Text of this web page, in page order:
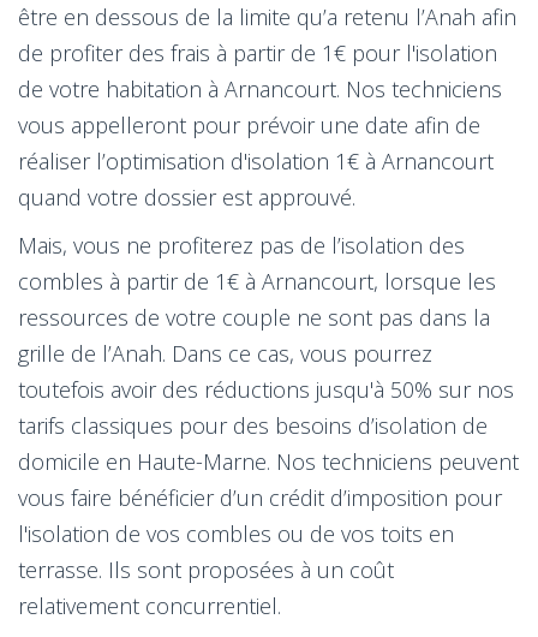
être en dessous de la limite qu’a retenu l’Anah afin
de profiter des frais à partir de 1€ pour l'isolation
de votre habitation à Arnancourt. Nos techniciens
vous appelleront pour prévoir une date afin de
réaliser l’optimisation d'isolation 1€ à Arnancourt
quand votre dossier est approuvé.
Mais, vous ne profiterez pas de l’isolation des
combles à partir de 1€ à Arnancourt, lorsque les
ressources de votre couple ne sont pas dans la
grille de l’Anah. Dans ce cas, vous pourrez
toutefois avoir des réductions jusqu'à 50% sur nos
tarifs classiques pour des besoins d’isolation de
domicile en Haute-Marne. Nos techniciens peuvent
vous faire bénéficier d’un crédit d’imposition pour
l'isolation de vos combles ou de vos toits en
terrasse. Ils sont proposées à un coût
relativement concurrentiel.